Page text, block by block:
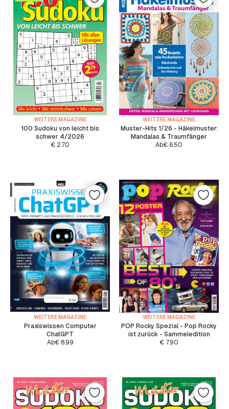
WEITERE MAGAZINE
100 Sudoku von leicht bis
schwer 4/2026
€ 2.70
WEITERE MAGAZINE
Muster-Hits 1/26 - Häkelmuster:
Mandalas & Traumfänger
Ab€ 6.50
WEITERE MAGAZINE
Praxiswissen Computer
ChatGPT
Ab€8.99
WEITERE MAGAZINE
POP Rocky Spezial - Pop Rocky
ist zurück - Sammeledition
€ 7.90